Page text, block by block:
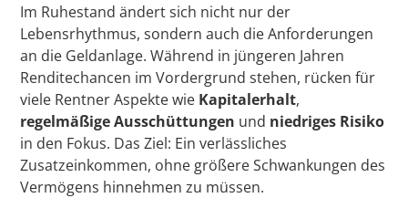
Im Ruhestand ändert sich nicht nur der
Lebensrhythmus, sondern auch die Anforderungen
an die Geldanlage. Während in jüngeren Jahren
Renditechancen im Vordergrund stehen, rücken für
viele Rentner Aspekte wie Kapitalerhalt,
regelmäßige Ausschüttungen und niedriges Risiko
in den Fokus. Das Ziel: Ein verlässliches
Zusatzeinkommen, ohne größere Schwankungen des
Vermögens hinnehmen zu müssen.